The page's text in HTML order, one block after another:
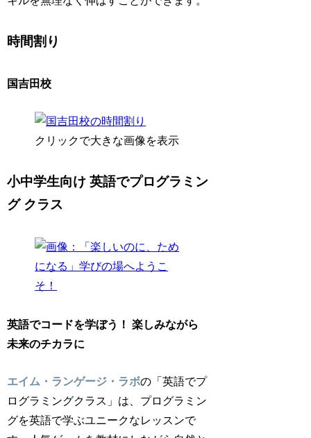
時間割り
国吉田校
クリックで大きな画像を表示
小中学生向け 英語でプログラミン
グ クラス
英語でコードを学ぼう！ 楽しみながら
未来のチカラに
エイム・ランゲージ・ラボの「英語でプ
ログラミングクラス」は、プログラミン
グを英語で学ぶユニークなレッスンで